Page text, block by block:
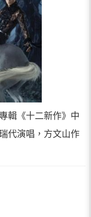
輯《十二新作》中
代演唱，方文山作